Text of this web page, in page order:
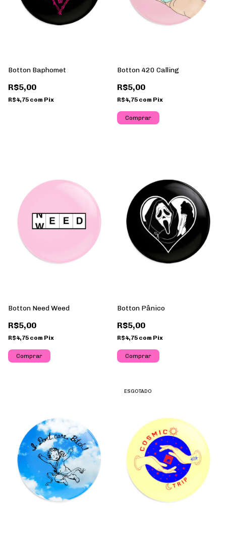
Botton Baphomet
R$5,00
R$4,75 com Pix
Botton 420 Calling
R$5,00
R$4,75 com Pix
Botton Need Weed
R$5,00
R$4,75 com Pix
Botton Pânico
R$5,00
R$4,75 com Pix
ESGOTADO